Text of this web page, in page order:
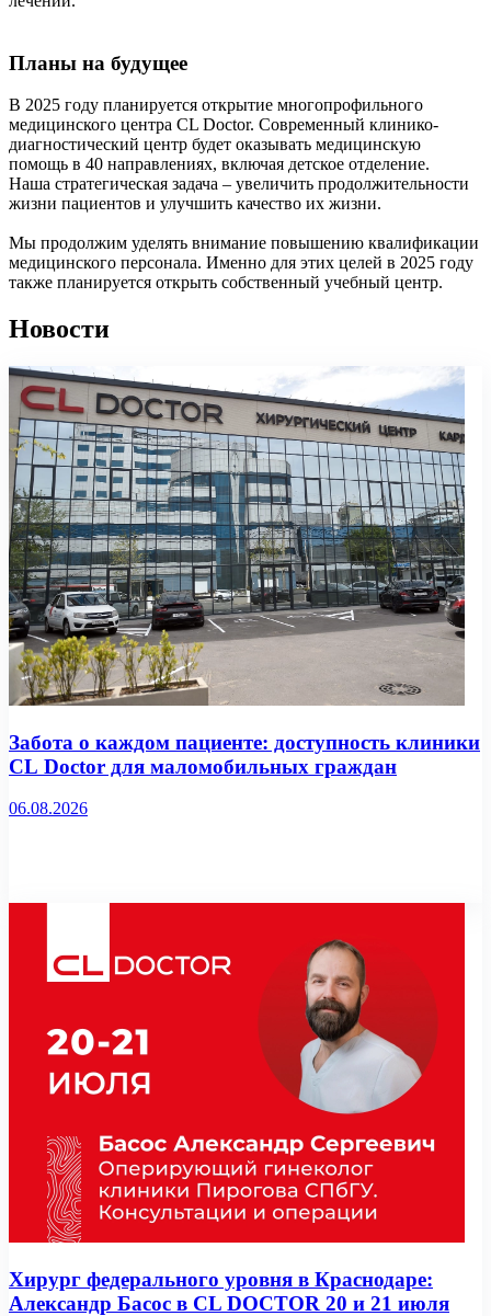
Планы на будущее
В 2025 году планируется открытие многопрофильного
медицинского центра CL Doctor. Современный клинико-
диагностический центр будет оказывать медицинскую
помощь в 40 направлениях, включая детское отделение.
Наша стратегическая задача – увеличить продолжительности
жизни пациентов и улучшить качество их жизни.
Мы продолжим уделять внимание повышению квалификации
медицинского персонала. Именно для этих целей в 2025 году
также планируется открыть собственный учебный центр.
Новости
Забота о каждом пациенте: доступность клиники
CL Doctor для маломобильных граждан
06.08.2026
Хирург федерального уровня в Краснодаре:
Александр Басос в CL DOCTOR 20 и 21 июля